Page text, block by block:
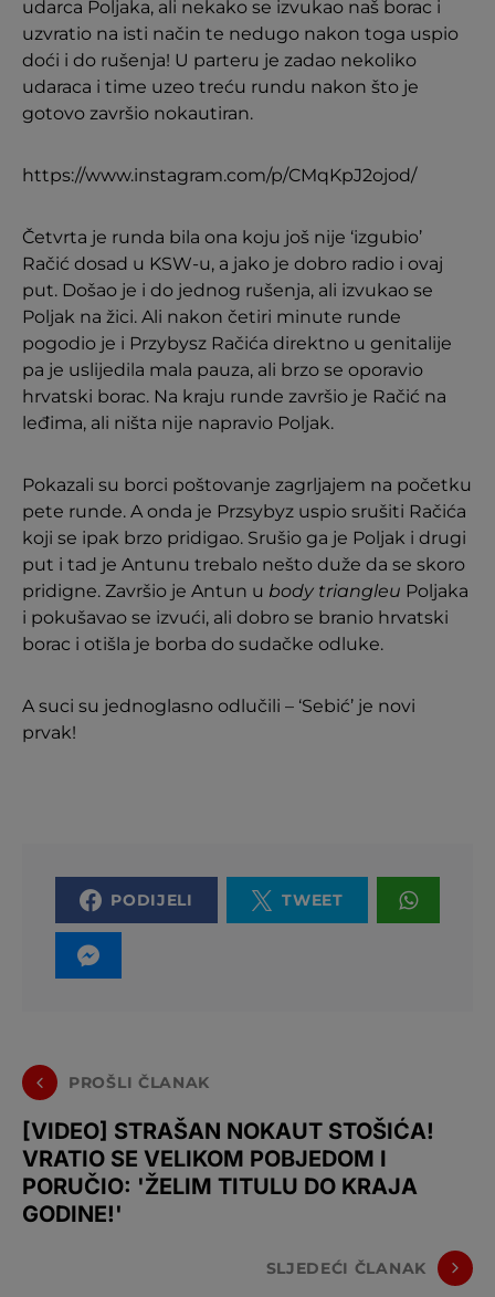
udarca Poljaka, ali nekako se izvukao naš borac i
uzvratio na isti način te nedugo nakon toga uspio
doći i do rušenja! U parteru je zadao nekoliko
udaraca i time uzeo treću rundu nakon što je
gotovo završio nokautiran.
https://www.instagram.com/p/CMqKpJ2ojod/
Četvrta je runda bila ona koju još nije ‘izgubio’
Račić dosad u KSW-u, a jako je dobro radio i ovaj
put. Došao je i do jednog rušenja, ali izvukao se
Poljak na žici. Ali nakon četiri minute runde
pogodio je i Przybysz Račića direktno u genitalije
pa je uslijedila mala pauza, ali brzo se oporavio
hrvatski borac. Na kraju runde završio je Račić na
leđima, ali ništa nije napravio Poljak.
Pokazali su borci poštovanje zagrljajem na početku
pete runde. A onda je Przsybyz uspio srušiti Račića
koji se ipak brzo pridigao. Srušio ga je Poljak i drugi
put i tad je Antunu trebalo nešto duže da se skoro
pridigne. Završio je Antun u body triangleu Poljaka
i pokušavao se izvući, ali dobro se branio hrvatski
borac i otišla je borba do sudačke odluke.
A suci su jednoglasno odlučili – ‘Sebić’ je novi
prvak!
PODIJELI TWEET
PROŠLI ČLANAK
[VIDEO] STRAŠAN NOKAUT STOŠIĆA!
VRATIO SE VELIKOM POBJEDOM I
PORUČIO: 'ŽELIM TITULU DO KRAJA
GODINE!'
SLJEDEĆI ČLANAK